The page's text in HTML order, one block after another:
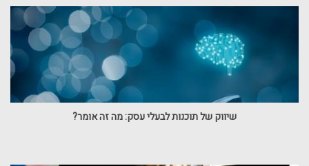
שיווק של תוכנות לבעלי עסק: מה זה אומר?